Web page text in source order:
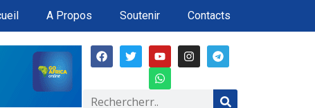
A Propos Soutenir Contacts